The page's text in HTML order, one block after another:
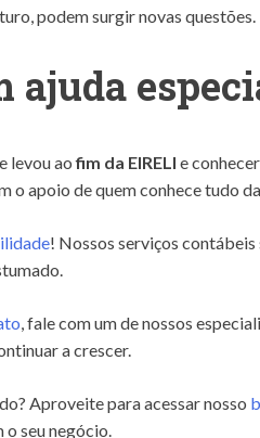
podem surgir novas questões.
ajuda
levou aofim da EIRELI e
o apoio de quem conhece tudo
! Nossos serviços
, fale com um de nossos
a crescer.
Aproveite para acessar nosso
o seu negócio.